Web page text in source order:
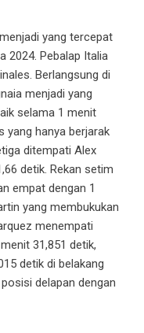
yang tercepat
2024. Pebalap Italia
Berlangsung di
menjadi yang
selama 1 menit
yang hanya berjarak
ditempati Alex
detik. Rekan setim
empat dengan 1
yang membukukan
menempati
31,851 detik,
detik di belakang
delapan dengan